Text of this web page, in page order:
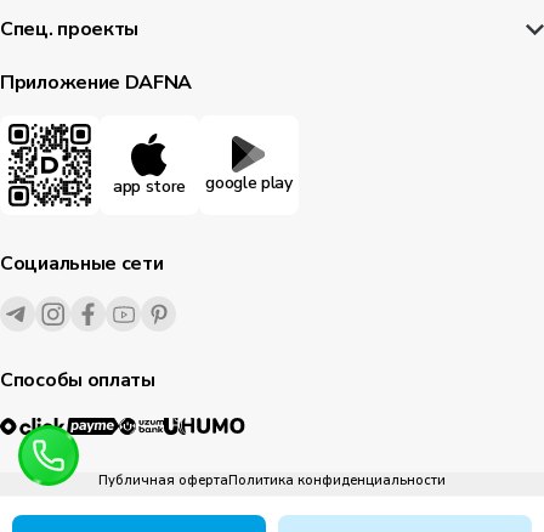
Спец. проекты
Приложение DAFNA
app store google play
Социальные сети
Способы оплаты
Публичная офертаПолитика конфиденциальности